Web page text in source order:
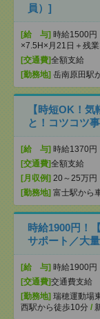
員）]
[給 与] 時給1500
×7.5H×月21日＋残
[交通費]全額支給
[勤務地] 岳南原田駅
【時短OK！
と！コツコツ
[給 与] 時給1370
[交通費]全額支給
[月収例] 20～25万円
[勤務地] 富士駅から
時給1900円！
サポート／大
[給 与] 時給1900円
[交通費]交通費支給
[勤務地] 瑞穂運動場
西駅から徒歩10分 /